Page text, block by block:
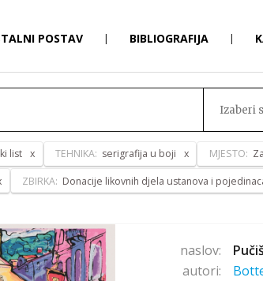
POSTAV | BIBLIOGRAFIJA |
Izaberi
list TEHNIKA: serigrafija u boji MJESTO:
ZBIRKA: Donacije likovnih djela ustanova i
naslov:
autori: